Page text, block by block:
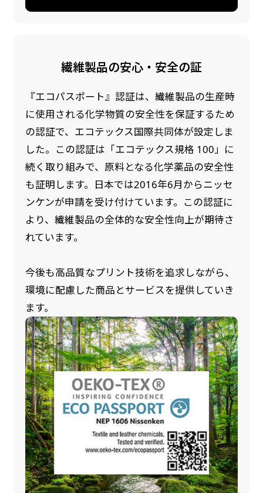
繊維製品の安心・安全の証
『エコパスポート』認証は、繊維製品の生産時
に使用される化学物質の安全性を保証するため
の認証で、エコテックス国際共同体が設定しま
した。この認証は「エコテックス規格 100」に
続く取り組みで、原料となる化学薬品の安全性
も証明します。日本では2016年6月からニッセ
ンケンが申請を受け付けています。この認証に
より、繊維製品の全体的な安全性向上が期待さ
れています。
今後も高品質なプリント技術を追求しながら、
環境に配慮した商品とサービスを提供していき
ます。